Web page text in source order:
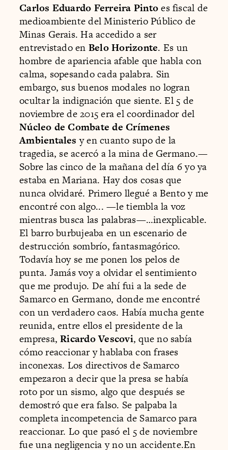
Carlos Eduardo Ferreira Pintoes fiscal de
medioambiente del Ministerio Público de
Minas Gerais. Ha accedido a ser
entrevistado en Belo Horizonte. Es un
hombre de apariencia afable que habla con
calma, sopesando cada palabra. Sin
embargo, sus buenos modales no logran
ocultar la indignación que siente. El 5 de
noviembre de 2015 era el coordinador del
Núcleo de Combate de Crímenes
Ambientales y en cuanto supo de la
tragedia, se acercó a la mina de Germano.—
Sobre las cinco de la mañana del día 6 yo ya
estaba en Mariana. Hay dos cosas que
nunca olvidaré. Primero llegué a Bento y me
encontré con algo... —le tiembla la voz
mientras busca las palabras—…inexplicable.
El barro burbujeaba en un escenario de
destrucción sombrío, fantasmagórico.
Todavía hoy se me ponen los pelos de
punta. Jamás voy a olvidar el sentimiento
que me produjo. De ahí fui a la sede de
Samarco en Germano, donde me encontré
con un verdadero caos. Había mucha gente
reunida, entre ellos el presidente de la
empresa,Ricardo Vescovi, que no sabía
cómo reaccionar y hablaba con frases
inconexas. Los directivos de Samarco
empezaron a decir que la presa se había
roto por un sismo, algo que después se
demostró que era falso. Se palpaba la
completa incompetencia de Samarco para
reaccionar. Lo que pasó el 5 de noviembre
fue una negligencia y no un accidente.En